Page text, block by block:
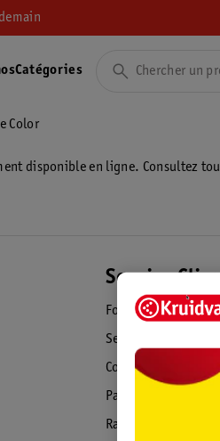
Catégories
Color
disponible en ligne. Consultez
Service
Foire aux questions
Service Clientèle
Commande &
Paiement
Rappel & Retour